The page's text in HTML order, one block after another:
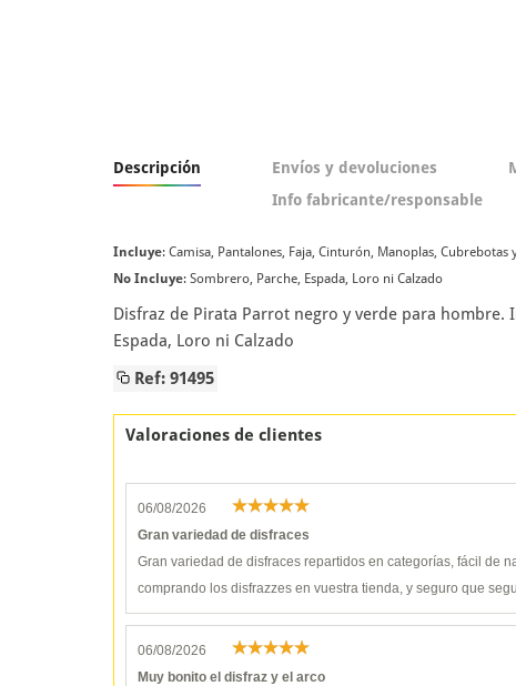
Descripción Envíos y devoluciones
Info fabricante/responsable
Incluye: Camisa, Pantalones, Faja, Cinturón, Manoplas, Cubrebotas
No Incluye: Sombrero, Parche, Espada, Loro ni Calzado
Disfraz de Pirata Parrot negro y verde para hombre.
Espada, Loro ni Calzado
Ref: 91495
Valoraciones de clientes
06/08/2026
Gran variedad de disfraces
Gran variedad de disfraces repartidos en categorías, fácil de
comprando los disfrazzes en vuestra tienda, y seguro que
06/08/2026
Muy bonito el disfraz y el arco